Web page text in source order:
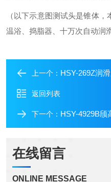
（以下示意图测试头是锥体
温浴、捣脂器、十万次自动润
上一个： HSY-269Z润
返回列表
下一个： HSY-4929B颀
在线留言
ONLINE MESSAGE